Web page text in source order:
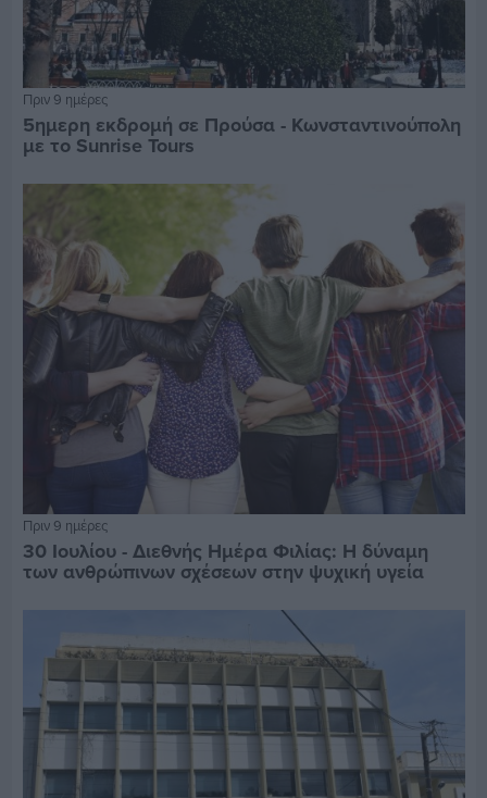
Πριν 9 ημέρες
5ημερη εκδρομή σε Προύσα - Κωνσταντινούπολη
με το Sunrise Tours
Πριν 9 ημέρες
30 Ιουλίου - Διεθνής Ημέρα Φιλίας: Η δύναμη
των ανθρώπινων σχέσεων στην ψυχική υγεία